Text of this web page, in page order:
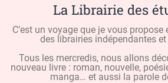
La Librairie des
C’est un voyage que je vous
des librairies indépendantes
Tous les mercredis, nous allons
nouveau livre : roman, nouvelle,
manga… et aussi la parole